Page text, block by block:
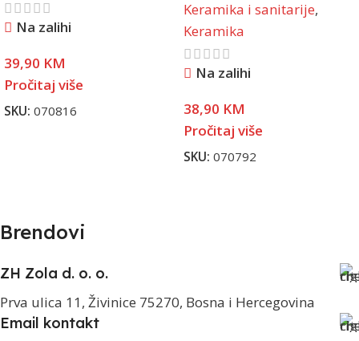
Na zalihi
39,90 KM
Pročitaj više
SKU: 070816
Keramika i sanitarije,
Keramika
Na zalihi
38,90 KM
Pročitaj više
SKU: 070792
Brendovi
ZH Zola d. o. o.
Prva ulica 11, Živinice 75270, Bosna i Hercegovina
Email kontakt